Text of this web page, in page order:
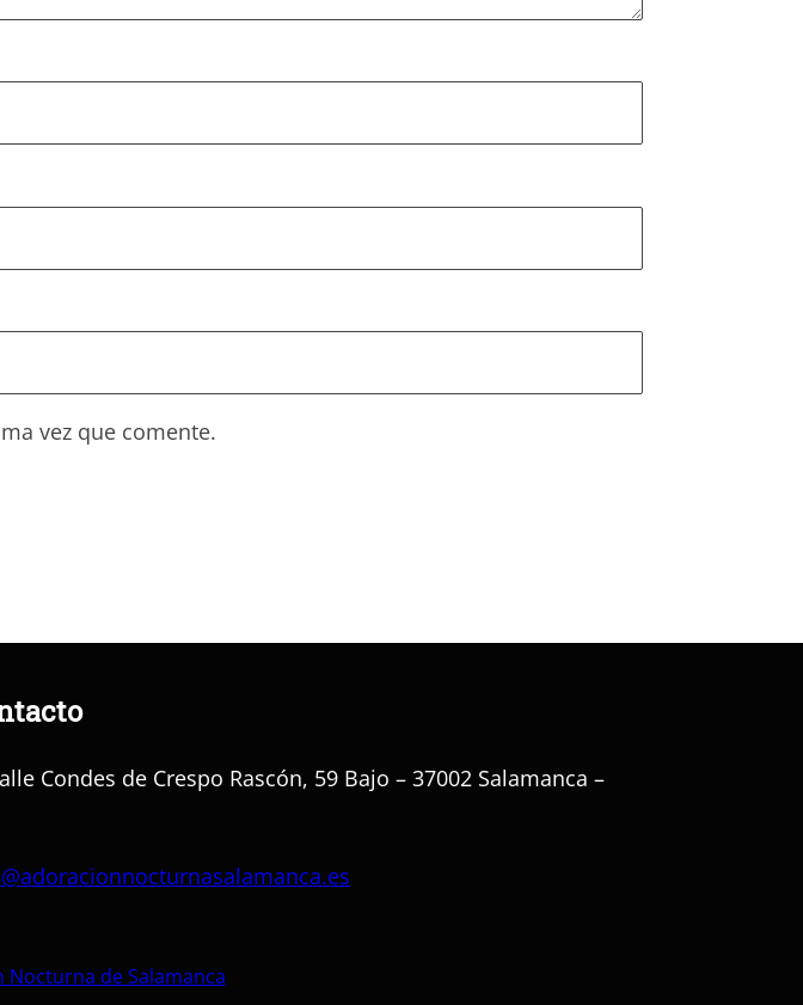
vez que comente.
Condes de Crespo Rascón, 59 Bajo – 37002 Salamanca –
Nocturna de Salamanca